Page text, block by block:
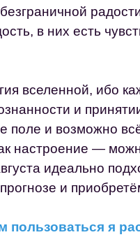
в них есть
вселенной, ибо
и
поле и возможно
настроение —
идеально
и
пользоваться я